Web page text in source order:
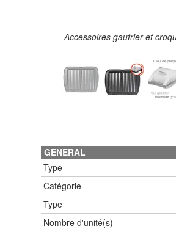
Accessoires gaufrier et
GENERAL
Type
Catégorie
Type
Nombre d'unité(s)